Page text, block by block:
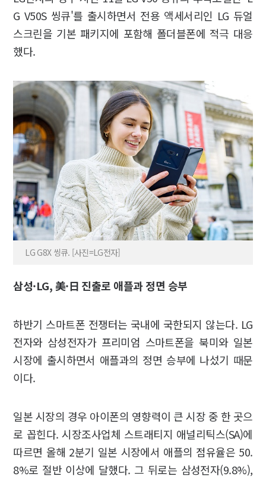
G V50S 씽큐'를 출시하면서 전용 액세서리인 LG 듀얼
스크린을 기본 패키지에 포함해 폴더블폰에 적극 대응
했다.
LG G8X 씽큐. [사진=LG전자]
삼성·LG, 美·日 진출로 애플과 정면 승부
하반기 스마트폰 전쟁터는 국내에 국한되지 않는다. LG
전자와 삼성전자가 프리미엄 스마트폰을 북미와 일본
시장에 출시하면서 애플과의 정면 승부에 나섰기 때문
이다.
일본 시장의 경우 아이폰의 영향력이 큰 시장 중 한 곳으
로 꼽힌다. 시장조사업체 스트래티지 애널리틱스(SA)에
따르면 올해 2분기 일본 시장에서 애플의 점유율은 50.
8%로 절반 이상에 달했다. 그 뒤로는 삼성전자(9.8%),